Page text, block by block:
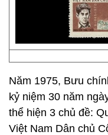
Năm 1975, Bưu
kỷ niệm 30 năm
thể hiện 3 chủ đề:
Việt Nam Dân chủ